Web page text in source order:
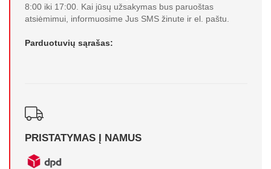
8:00 iki 17:00. Kai jūsų užsakymas bus paruoštas
atsiėmimui, informuosime Jus SMS žinute ir el. paštu.
Parduotuvių sąrašas:
PRISTATYMAS Į NAMUS